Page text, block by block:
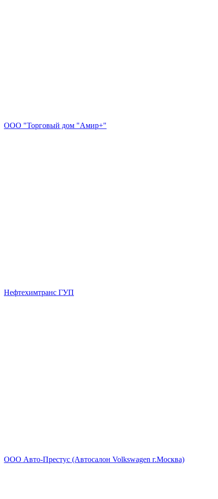
ООО "Торговый дом "Амир+"
Нефтехимтранс ГУП
ООО Авто-Престус (Автосалон Volkswagen г.Москва)